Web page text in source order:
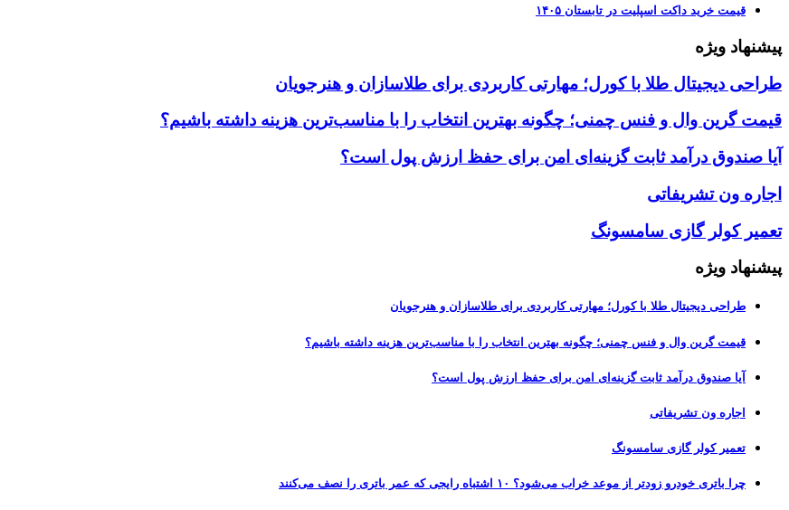
قیمت خرید داکت اسپلیت در تابستان ۱۴۰۵
پیشنهاد ویژه
طراحی دیجیتال طلا با کورل؛ مهارتی کاربردی برای طلاسازان و هنرجویان
قیمت گرین وال و فنس چمنی؛ چگونه بهترین انتخاب را با مناسب‌ترین هزینه داشته باشیم؟
آیا صندوق درآمد ثابت گزینه‌ای امن برای حفظ ارزش پول است؟
اجاره ون تشریفاتی
تعمیر کولر گازی سامسونگ
پیشنهاد ویژه
طراحی دیجیتال طلا با کورل؛ مهارتی کاربردی برای طلاسازان و هنرجویان
قیمت گرین وال و فنس چمنی؛ چگونه بهترین انتخاب را با مناسب‌ترین هزینه داشته باشیم؟
آیا صندوق درآمد ثابت گزینه‌ای امن برای حفظ ارزش پول است؟
اجاره ون تشریفاتی
تعمیر کولر گازی سامسونگ
چرا باتری خودرو زودتر از موعد خراب می‌شود؟ ۱۰ اشتباه رایجی که عمر باتری را نصف می‌کنند